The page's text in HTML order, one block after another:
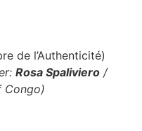
de l’Authenticité)
Rosa Spaliviero /
Congo)